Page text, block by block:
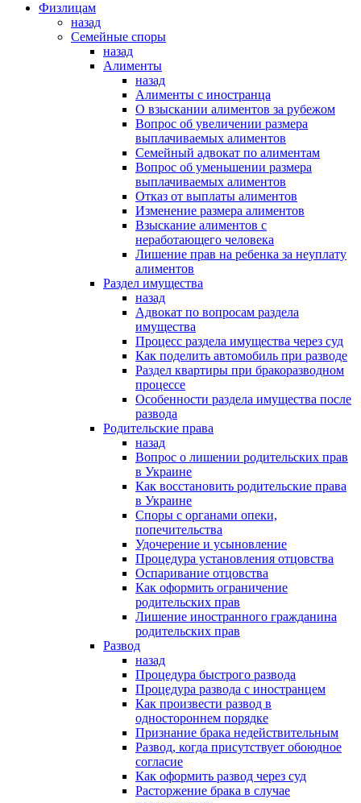
Физлицам
назад
Семейные споры
назад
Алименты
назад
Алименты с иностранца
О взыскании алиментов за рубежом
Вопрос об увеличении размера
выплачиваемых алиментов
Семейный адвокат по алиментам
Вопрос об уменьшении размера
выплачиваемых алиментов
Отказ от выплаты алиментов
Изменение размера алиментов
Взыскание алиментов с
неработающего человека
Лишение прав на ребенка за неуплату
алиментов
Раздел имущества
назад
Адвокат по вопросам раздела
имущества
Процесс раздела имущества через суд
Как поделить автомобиль при разводе
Раздел квартиры при бракоразводном
процессе
Особенности раздела имущества после
развода
Родительские права
назад
Вопрос о лишении родительских прав
в Украине
Как восстановить родительские права
в Украине
Споры с органами опеки,
попечительства
Удочерение и усыновление
Процедура установления отцовства
Оспаривание отцовства
Как оформить ограничение
родительских прав
Лишение иностранного гражданина
родительских прав
Развод
назад
Процедура быстрого развода
Процедура развода с иностранцем
Как произвести развод в
одностороннем порядке
Признание брака недействительным
Развод, когда присутствует обоюдное
согласие
Как оформить развод через суд
Расторжение брака в случае